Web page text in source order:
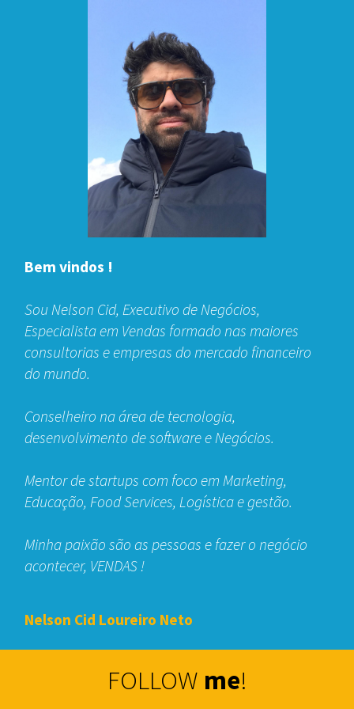
Bem vindos !
Sou Nelson Cid, Executivo de Negócios,
Especialista em Vendas formado nas maiores
consultorias e empresas do mercado financeiro
do mundo.
Conselheiro na área de tecnologia,
desenvolvimento de software e Negócios.
Mentor de startups com foco em Marketing,
Educação, Food Services, Logística e gestão.
Minha paixão são as pessoas e fazer o negócio
acontecer, VENDAS !
Nelson Cid Loureiro Neto
FOLLOW me!